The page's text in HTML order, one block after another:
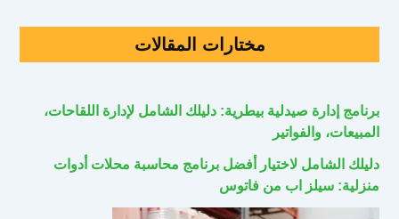
مختارات المقالات
برنامج إدارة صيدلية بيطرية: دليلك الشامل لإدارة اللقاحات،
المبيعات، والفواتير
دليلك الشامل لاختيار أفضل برنامج محاسبة محلات أدوات
منزلية: سيلز اب من فاتوس